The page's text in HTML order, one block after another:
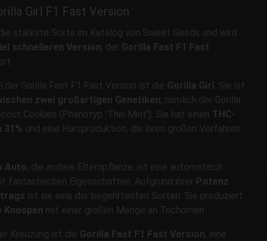
Girl F1 Fast Version
stärkste Sorte im Katalog von Sweet Seeds und wird
schnelleren Version, der Gorilla Fast F1 Fast
der Gorilla Fast F1 Fast Version ist die Gorilla Girl. Sie ist
zwei großartigen Genetiken, nämlich der Gorilla
Cookies (Phänotyp 'Thin Mint'). Sie hat einen THC-
31% und eine Harzproduktion, die ihren großen Vorfahren
Auto, die andere Elternpflanze, ist eine automatisch
fantastischen Eigenschaften. Aufgrund ihrer Potenz
ist sie eine der begehrtesten Sorten. Sie produziert
Knospen mit einer großen Menge an Trichomen.
Kreuzung ist die Gorilla Fast F1 Fast Version, eine